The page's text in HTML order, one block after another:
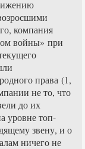
компания
войны» при
права (1,
не то, что
до их
уровне топ-
звену, и о
ничего не